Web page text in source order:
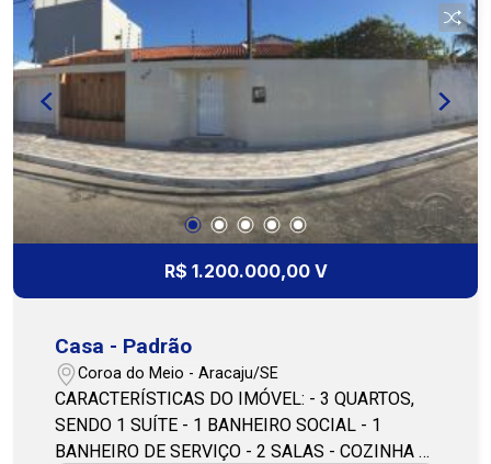
uma área de lazer para a família. A localização é
privilegiada, próxima a escolas, supermercados,
farmácias e com fácil acesso às principais vias
da cidade. Entre em contato conosco e agende
uma visita para conhecer este imóvel incrível!
COHAB PREMIUM IMOBILIÁRIA - PJ 208 (79)
3231-3231
R$ 1.200.000,00 V
Casa - Padrão
Coroa do Meio - Aracaju/SE
CARACTERÍSTICAS DO IMÓVEL: - 3 QUARTOS,
SENDO 1 SUÍTE - 1 BANHEIRO SOCIAL - 1
BANHEIRO DE SERVIÇO - 2 SALAS - COZINHA -